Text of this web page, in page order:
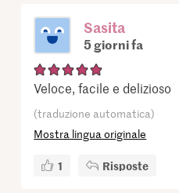
Sasita
5 giorni fa
Veloce, facile e delizioso
(traduzione automatica)
Mostra lingua originale
1 Risposte